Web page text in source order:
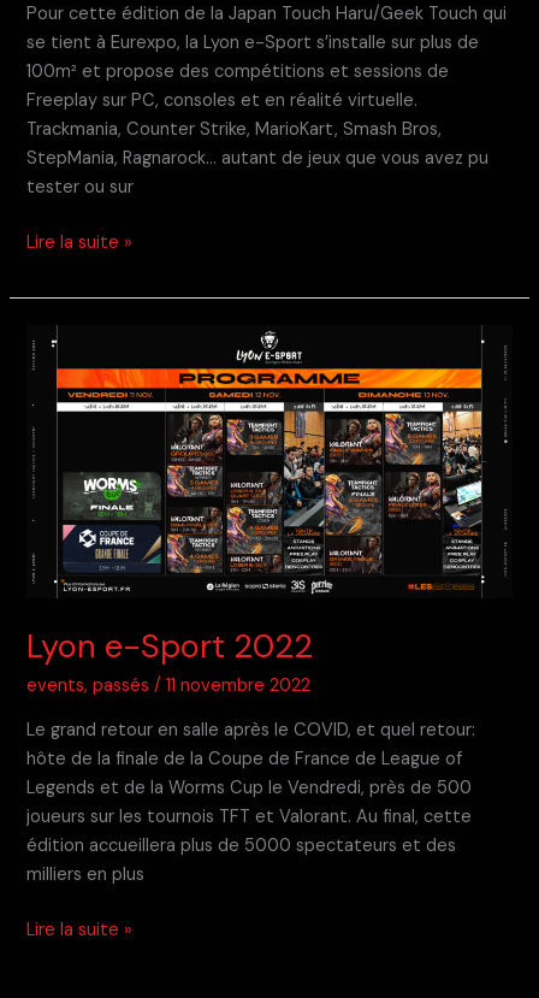
Pour cette édition de la Japan Touch Haru/Geek Touch qui
se tient à Eurexpo, la Lyon e-Sport s’installe sur plus de
100m² et propose des compétitions et sessions de
Freeplay sur PC, consoles et en réalité virtuelle.
Trackmania, Counter Strike, MarioKart, Smash Bros,
StepMania, Ragnarock… autant de jeux que vous avez pu
tester ou sur
Geek
2023
Lire la suite »
Lyon e-Sport 2022
events,passés /11 novembre 2022
Le grand retour en salle après le COVID, et quel retour:
hôte de la finale de la Coupe de France de League of
Legends et de la Worms Cup le Vendredi, près de 500
joueurs sur les tournois TFT et Valorant. Au final, cette
édition accueillera plus de 5000 spectateurs et des
milliers en plus
Lyon
Lire la suite »